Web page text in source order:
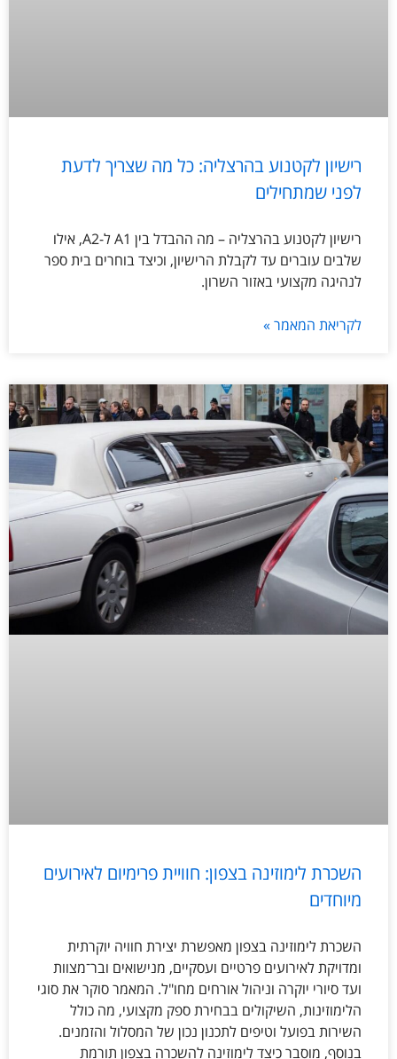
רישיון לקטנוע בהרצליה: כל מה שצריך לדעת
לפני שמתחילים
רישיון לקטנוע בהרצליה – מה ההבדל בין A1 ל-A2, אילו
שלבים עוברים עד לקבלת הרישיון, וכיצד בוחרים בית ספר
לנהיגה מקצועי באזור השרון.
לקריאת המאמר »
השכרת לימוזינה בצפון: חוויית פרימיום לאירועים
מיוחדים
השכרת לימוזינה בצפון מאפשרת יצירת חוויה יוקרתית
ומדויקת לאירועים פרטיים ועסקיים, מנישואים ובר־מצוות
ועד סיורי יוקרה וניהול אורחים מחו"ל. המאמר סוקר את סוגי
הלימוזינות, השיקולים בבחירת ספק מקצועי, מה כולל
השירות בפועל וטיפים לתכנון נכון של המסלול והזמנים.
בנוסף, מוסבר כיצד לימוזינה להשכרה בצפון תורמת